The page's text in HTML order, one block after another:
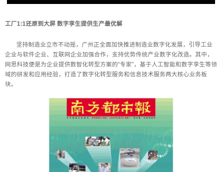
工厂1:1还原到大屏 数字孪生提供生产最优解
坚持制造业立市不动摇，广州正全面加快推进制造业数字化发展，引导工业
企业与软件企业、互联网企业加强合作，支持优势传统产业数字化改造。其中，
网思科技便是为企业提供数智化转型方案的“专家”，基于人工智能和数字孪生等领
域的研发和应用经验，打造了数字化转型服务和信息技术服务两大核心业务板
块。